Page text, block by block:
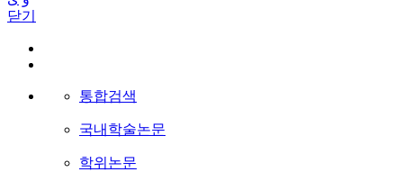
닫기
통합검색
국내학술논문
학위논문